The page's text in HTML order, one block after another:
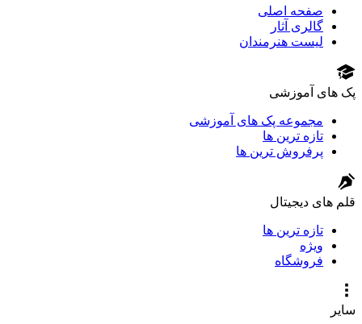
صفحه اصلی
گالری آثار
لیست هنرمندان
پک های آموزشی
مجموعه پک های آموزشی
تازه ترین ها
پرفروش ترین ها
قلم های دیجیتال
تازه ترین ها
ویژه
فروشگاه
سایر